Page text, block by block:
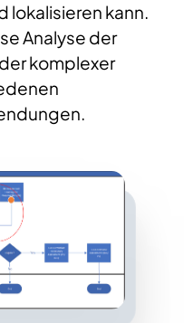
lokalisieren kann.
Analyse der
komplexer